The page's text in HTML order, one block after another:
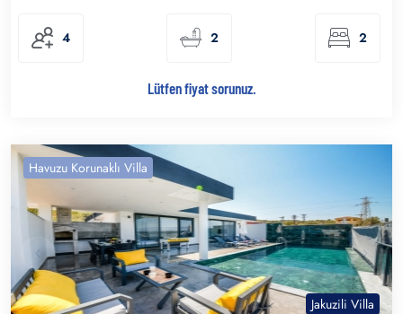
4 2 2
Lütfen fiyat sorunuz.
Havuzu Korunaklı Villa
Jakuzili Villa